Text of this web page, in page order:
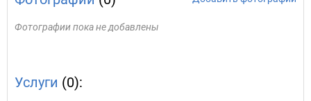
Фотографии пока не добавлены
Услуги (0):